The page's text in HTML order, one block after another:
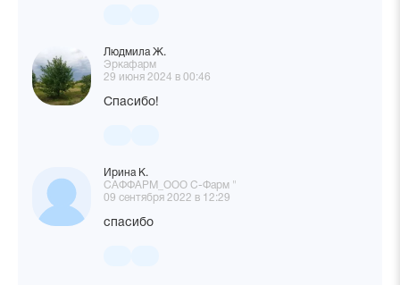
Людмила Ж.
Эркафарм
29 июня 2024 в 00:46
Спасибо!
Ирина К.
САФФАРМ_ООО С-Фарм "
09 сентября 2022 в 12:29
спасибо